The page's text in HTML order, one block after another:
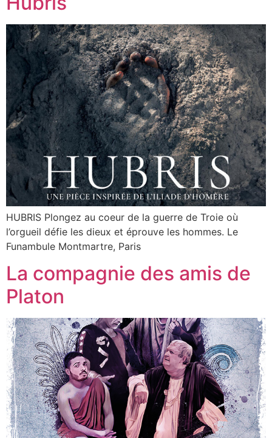
HUBRIS Plongez au coeur de la guerre de Troie où
l’orgueil défie les dieux et éprouve les hommes.​ Le
Funambule Montmartre, Paris
La compagnie des amis de
Platon